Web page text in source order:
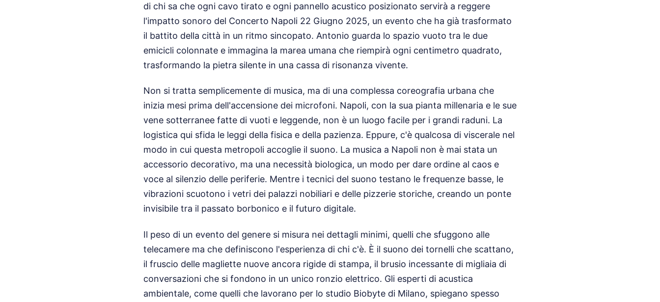
di chi sa che ogni cavo tirato e ogni pannello acustico posizionato servirà a reggere
l'impatto sonoro del Concerto Napoli 22 Giugno 2025, un evento che ha già trasformato
il battito della città in un ritmo sincopato. Antonio guarda lo spazio vuoto tra le due
emicicli colonnate e immagina la marea umana che riempirà ogni centimetro quadrato,
trasformando la pietra silente in una cassa di risonanza vivente.
Non si tratta semplicemente di musica, ma di una complessa coreografia urbana che
inizia mesi prima dell'accensione dei microfoni. Napoli, con la sua pianta millenaria e le sue
vene sotterranee fatte di vuoti e leggende, non è un luogo facile per i grandi raduni. La
logistica qui sfida le leggi della fisica e della pazienza. Eppure, c'è qualcosa di viscerale nel
modo in cui questa metropoli accoglie il suono. La musica a Napoli non è mai stata un
accessorio decorativo, ma una necessità biologica, un modo per dare ordine al caos e
voce al silenzio delle periferie. Mentre i tecnici del suono testano le frequenze basse, le
vibrazioni scuotono i vetri dei palazzi nobiliari e delle pizzerie storiche, creando un ponte
invisibile tra il passato borbonico e il futuro digitale.
Il peso di un evento del genere si misura nei dettagli minimi, quelli che sfuggono alle
telecamere ma che definiscono l'esperienza di chi c'è. È il suono dei tornelli che scattano,
il fruscio delle magliette nuove ancora rigide di stampa, il brusio incessante di migliaia di
conversazioni che si fondono in un unico ronzio elettrico. Gli esperti di acustica
ambientale, come quelli che lavorano per lo studio Biobyte di Milano, spiegano spesso